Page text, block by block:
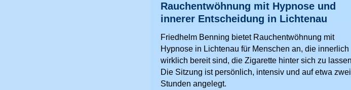
Rauchentwöhnung mit Hypnose und
innerer Entscheidung in Lichtenau
Friedhelm Benning bietet Rauchentwöhnung mit
Hypnose in Lichtenau für Menschen an, die innerlich
wirklich bereit sind, die Zigarette hinter sich zu
Die Sitzung ist persönlich, intensiv und auf etwa zwei
Stunden angelegt.